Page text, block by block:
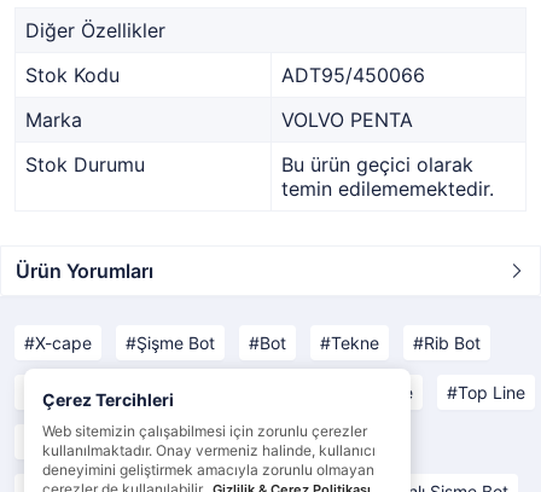
Diğer Özellikler
Stok Kodu
ADT95/450066
Marka
VOLVO PENTA
Stok Durumu
Bu ürün geçici olarak
temin edilememektedir.
Ürün Yorumları
X-cape Şişme Bot Bot Tekne Rib Bot
Open Line Yachting Line Comfort Line Top Line
Yat Malzemeleri Tekne Malzemeleri
Çerez Tercihleri
Web sitemizin çalışabilmesi için zorunlu çerezler
kullanılmaktadır. Onay vermeniz halinde, kullanıcı
deneyimini geliştirmek amacıyla zorunlu olmayan